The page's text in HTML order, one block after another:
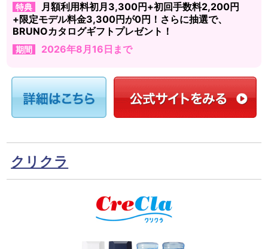
特典
月額利用料初月3,300円+初回手数料2,200円
+限定モデル料金3,300円が0円！さらに抽選で、
BRUNOカタログギフトプレゼント！
期間 2026年8月16日まで
クリクラ